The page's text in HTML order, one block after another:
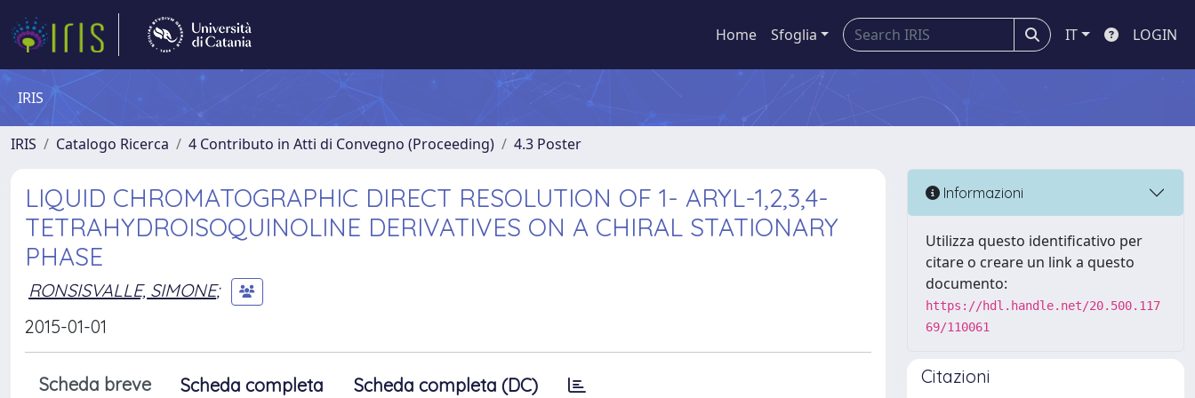
Home Sfoglia IT LOGIN
IRIS
IRIS Catalogo Ricerca 4 Contributo in Atti di Convegno (Proceeding) 4.3 Poster
LIQUID CHROMATOGRAPHIC DIRECT RESOLUTION OF 1- ARYL-1,2,3,4-
TETRAHYDROISOQUINOLINE DERIVATIVES ON A CHIRAL STATIONARY
PHASE
RONSISVALLE, SIMONE;
2015-01-01
Scheda breve Scheda completa Scheda completa (DC)
Informazioni
Utilizza questo identificativo per
citare o creare un link a questo
documento:
https://hdl.handle.net/20.500.117
69/110061
Citazioni